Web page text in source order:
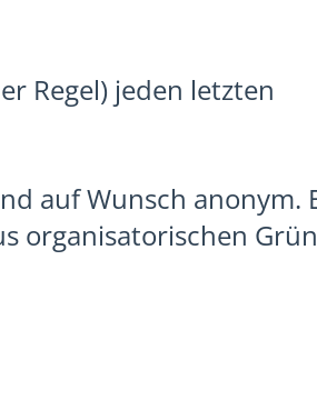
Regel) jeden letzten
auf Wunsch anonym.
organisatorischen